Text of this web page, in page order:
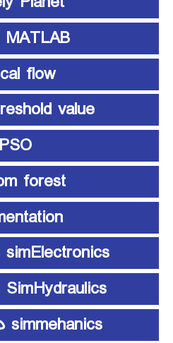
MATLAB متلب
flow
value
PSO
forest
simElectronics در Simulink
SimHydraulics در simulink
simmehanics در simulink